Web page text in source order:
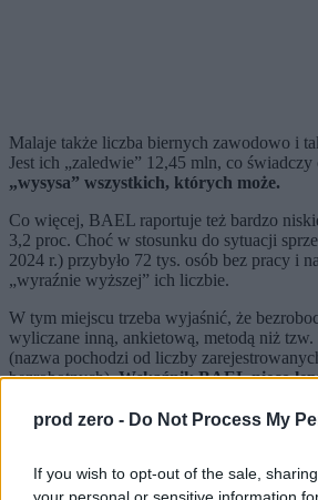
prod zero - Do Not Process My
If you wish to opt-out of the sale,
Malaje także liczba biernych zawodowo i
Jest ich „zaledwie” 12,45 mln, co świadczy
„wysysa” wszystkich, których może.
Co więcej, BAEL raportuje też bardzo
3,2 proc. Choć w stosunku do sytuacji
2024 r.) przybyło 72 tys. osób bez pracy i
„wyraźnie wyższej” ich liczbie.
W tym miejscu trzeba wyjaśnić, że
wyliczane inną, ankietową, metodą niż tzw.
(nazwa pochodzi od liczby
bezrobotnych).Wskaźnik BAEL nieco
rejestrują się w urzędach tylko po to, by
mogła spowodować z jednej strony